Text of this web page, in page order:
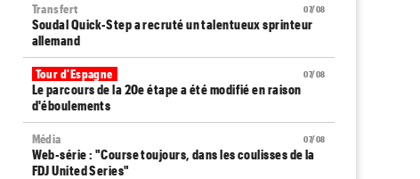
07/08
Transfert
Soudal Quick-Step a recruté un talentueux sprinteur
allemand
07/08
Tour d'Espagne
Le parcours de la 20e étape a été modifié en raison
d'éboulements
07/08
Média
Web-série : "Course toujours, dans les coulisses de la
FDJ United Series"